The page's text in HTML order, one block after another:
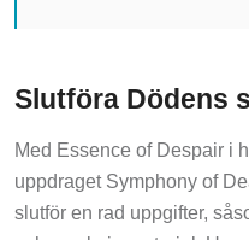
Slutföra Dödens
Med Essence of Despair i
uppdraget Symphony of
slutför en rad uppgifter,